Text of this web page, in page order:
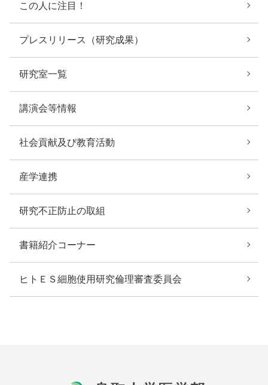
この人に注目！
プレスリリース（研究成果）
研究室一覧
講演会等情報
社会貢献及び教育活動
産学連携
研究不正防止の取組
書籍紹介コーナー
ヒトＥＳ細胞使用研究倫理審査委員会